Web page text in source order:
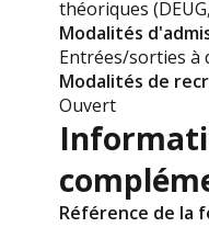
théoriques
Modalités
Entrées/sorties à
Modalités de
Ouvert
Référence de la